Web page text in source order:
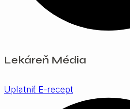
Lekáreň Média
Uplatniť E-recept